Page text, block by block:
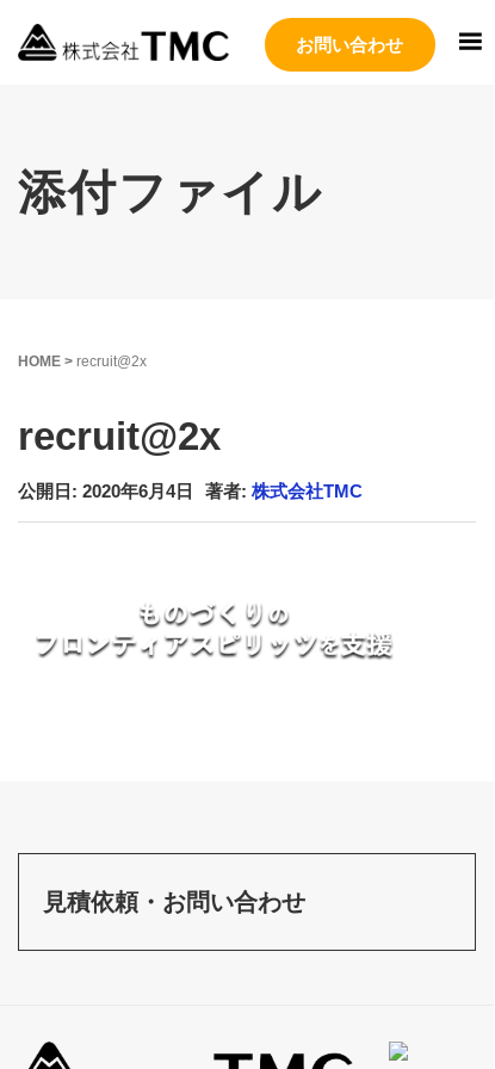
お問い合わせ
添付ファイル
HOME > recruit@2x
recruit@2x
公開日: 2020年6月4日 著者: 株式会社TMC
見積依頼・お問い合わせ